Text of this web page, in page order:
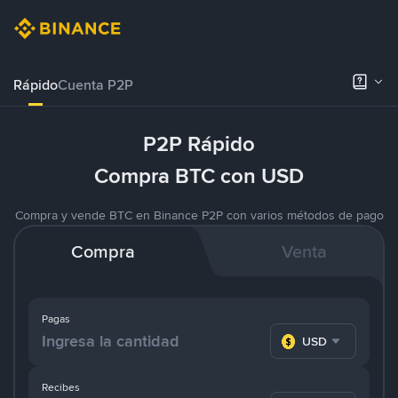
RápidoCuenta P2P
P2P Rápido
Compra BTC con USD
Compra y vende BTC en Binance P2P con varios métodos de pago
Compra Venta
Pagas
USD
Recibes